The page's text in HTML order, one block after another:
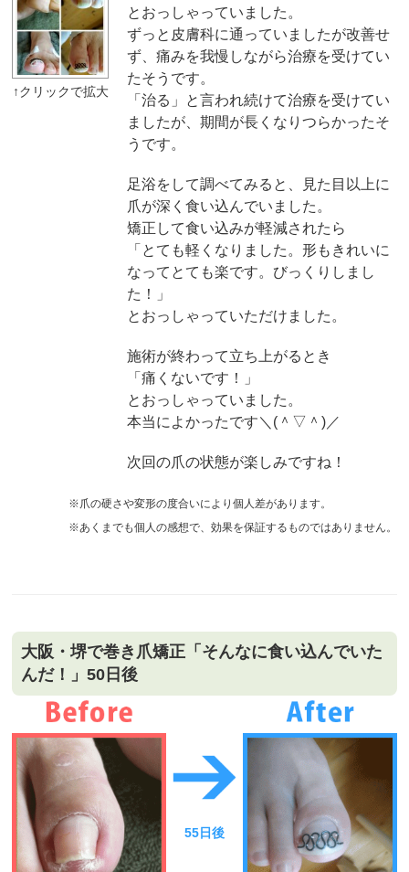
とおっしゃっていました。
ずっと皮膚科に通っていましたが改善せ
ず、痛みを我慢しながら治療を受けてい
たそうです。
「治る」と言われ続けて治療を受けてい
ましたが、期間が長くなりつらかったそ
うです。
足浴をして調べてみると、見た目以上に
爪が深く食い込んでいました。
矯正して食い込みが軽減されたら
「とても軽くなりました。形もきれいに
なってとても楽です。びっくりしまし
た！」
とおっしゃっていただけました。
施術が終わって立ち上がるとき
「痛くないです！」
とおっしゃっていました。
本当によかったです＼(＾▽＾)／
次回の爪の状態が楽しみですね！
※爪の硬さや変形の度合いにより個人差があります。
※あくまでも個人の感想で、効果を保証するものではありません。
大阪・堺で巻き爪矯正「そんなに食い込んでいた
んだ！」50日後
55日後